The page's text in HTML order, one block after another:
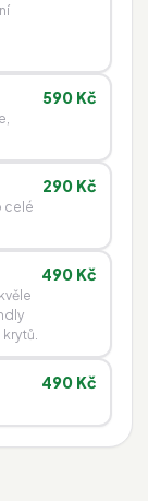
590 Kč
celé
290 Kč
490 Kč
490 Kč